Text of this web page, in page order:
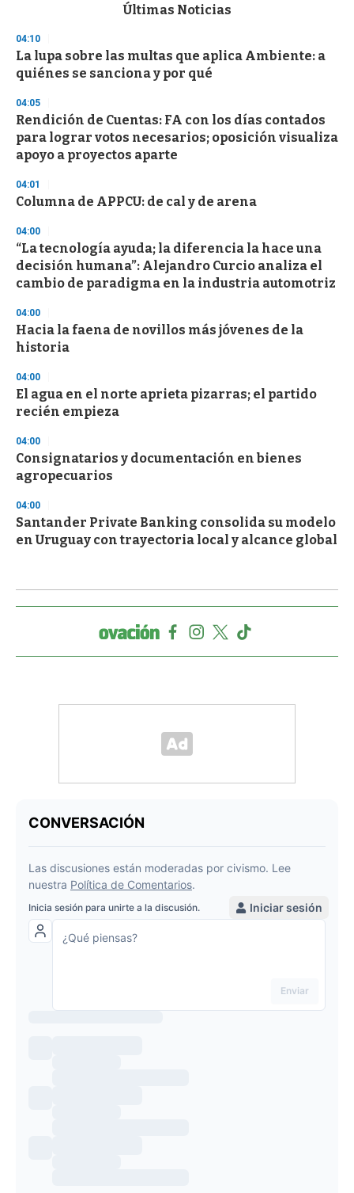
d
s
o
f
3
s
c
o
d
s
Últimas Noticias
04:10
La lupa sobre las multas que aplica Ambiente: a
quiénes se sanciona y por qué
04:05
Rendición de Cuentas: FA con los días contados
para lograr votos necesarios; oposición visualiza
apoyo a proyectos aparte
04:01
Columna de APPCU: de cal y de arena
04:00
“La tecnología ayuda; la diferencia la hace una
decisión humana”: Alejandro Curcio analiza el
cambio de paradigma en la industria automotriz
04:00
Hacia la faena de novillos más jóvenes de la
historia
04:00
El agua en el norte aprieta pizarras; el partido
recién empieza
04:00
Consignatarios y documentación en bienes
agropecuarios
04:00
Santander Private Banking consolida su modelo
en Uruguay con trayectoria local y alcance global